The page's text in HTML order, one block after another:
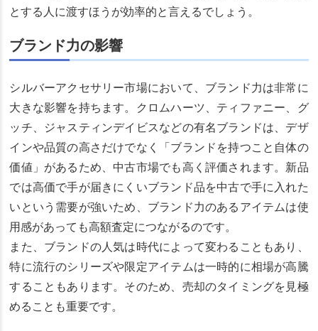
とする人に渡すほうが効率的と言えるでしょう。
ブランド力の影響
シルバーアクセサリー市場において、ブランド力は非常に
大きな影響を持ちます。クロムハーツ、ティファニー、グ
ッチ、ジャスティンデイビスなどの有名ブランドは、デザ
インや品質の高さだけでなく「ブランドを持つこと自体の
価値」があるため、中古市場でも高く評価されます。新品
では高価で手が届きにくいブランド品を中古で手に入れた
いという需要が強いため、ブランド力のあるアイテムは使
用感があっても高額査定につながるのです。
また、ブランドの人気は時代によって変わることもあり、
特に流行のシリーズや限定アイテムは一時的に相場が高騰
することもあります。そのため、売却のタイミングを見極
めることも重要です。